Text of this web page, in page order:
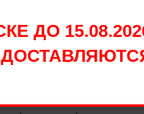
шаров С днем
Смешарики
ДО